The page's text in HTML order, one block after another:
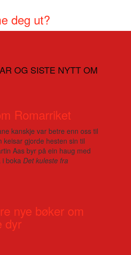
deg ut?
OG SISTE NYTT OM
Romarriket
kanskje var betre enn oss til
keisar gjorde hesten sin til
Aas byr på ein haug med
i boka Det kuleste fra
nye bøker om
dyr